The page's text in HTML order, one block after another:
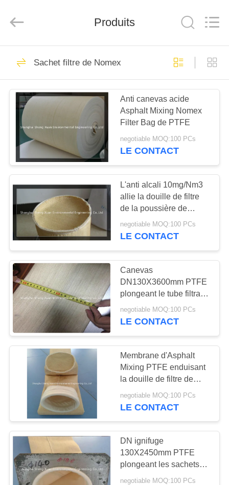
MAISON
PRODUITS
SUJET
DE
NOUS
VISITE
D'USINE
CONTRÔLE
DE
QUALITÉ
CONTACTEZ-
NOUS
DEMANDEZ
CITATION
PLAN
SITE
Rights
Reserved.
ECER
tissu filtrant
industriel
Tissu de glissière
d'air
27
tissu de glissière
d'air de polyester
sacs filtrants de
collecteur de
poussière
60
Produits
Sachet filtre de Nomex
Anti canevas acide
Asphalt Mixing Nomex
Filter Bag de PTFE
negotiable MOQ:100 PCs
LE CONTACT
L'anti alcali 10mg/Nm3
allie la douille de filtre
de la poussière de
Nomex de four
negotiable MOQ:100 PCs
LE CONTACT
Canevas
DN130X3600mm PTFE
plongeant le tube filtrant
de 550gsm Nomex
negotiable MOQ:100 PCs
LE CONTACT
Membrane d'Asphalt
Mixing PTFE enduisant
la douille de filtre de
5mg/Nm3 Nomex
negotiable MOQ:100 PCs
LE CONTACT
DN ignifuge
130X2450mm PTFE
plongeant les sachets
filtre de Nomex
negotiable MOQ:100 PCs